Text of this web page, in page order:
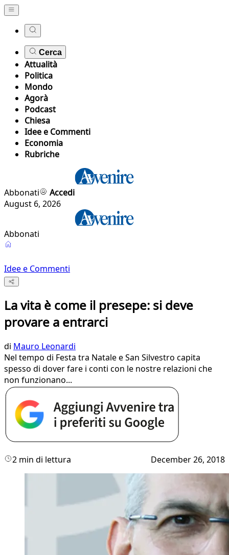
Cerca
Attualità
Politica
Mondo
Agorà
Podcast
Chiesa
Idee e Commenti
Economia
Rubriche
Abbonati
Accedi
August 6, 2026
Abbonati
Idee e Commenti
La vita è come il presepe: si deve
provare a entrarci
di Mauro Leonardi
Nel tempo di Festa tra Natale e San Silvestro capita
spesso di dover fare i conti con le nostre relazioni che
non funzionano...
2 min di lettura December 26, 2018